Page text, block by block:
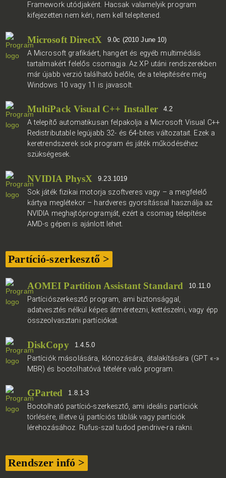
Framework utódjaként. Hacsak valamelyik program
kifejezetten nem kéri, nem kell telepítened.
Microsoft DirectX 9.0c (2010 June 10)
A Microsoft grafikáért, hangért és egyéb multimédiás
tartalmakért felelős csomagja. Az XP utáni rendszerekben
már újabb verzió található belőle, de a telepítésére még
Windows 10 vagy 11 is javasolt.
MultiPack Visual C++ Installer 4.2
A telepítő automatikusan felpakolja a Microsoft Visual C++
Redistributable legújabb 32- és 64-bites változatait. Ezek a
keretrendszerek sok program és játék működéséhez
szükségesek.
NVIDIA PhysX 9.23.1019
Sok játék fizikai motorja szoftveres vagy – a megfelelő
kártya meglétekor – hardveres gyorsítással használja az
NVIDIA meghajtóprogramját, ezért a csomag telepítése
AMD-s gépen is ajánlott lehet.
Partíció-szerkesztő >
AOMEI Partition Assistant Standard 10.11.0
Partíciószerkesztő program, ami biztonsággal,
adatvesztés nélkül képes átméretezni, kettészelni, vagy épp
összeolvasztani partíciókat.
DiskCopy 1.4.5.0
Partíciók másolására, klónozására, átalakítására (GPT «-»
MBR) és bootolhatóvá tételére való program.
GParted 1.8.1-3
Bootolható partíció-szerkesztő, ami ideális partíciók
törlésére, illetve új partíciós táblák vagy partíciók
lérehozásához. Rufus-szal tudod pendrive-ra rakni.
Rendszer infó >